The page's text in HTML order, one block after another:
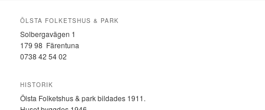
ÖLSTA FOLKETSHUS & PARK
Solbergavägen 1
179 98 Färentuna
0738 42 54 02
HISTORIK
Ölsta Folketshus & park bildades 1911.